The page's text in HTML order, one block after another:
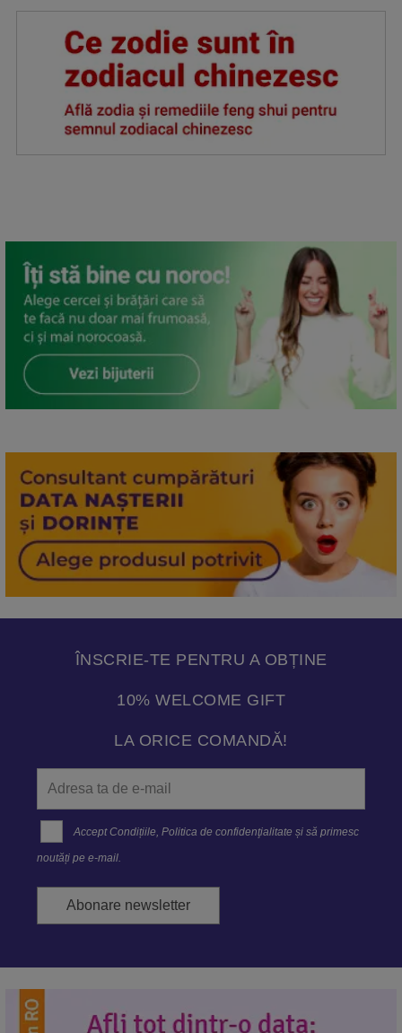
ÎNSCRIE-TE PENTRU A OBȚINE
10% WELCOME GIFT
LA ORICE COMANDĂ!
Accept Condițiile ,Politica de confidenţialitate și să primesc
noutăți pe e-mail.
Abonare newsletter